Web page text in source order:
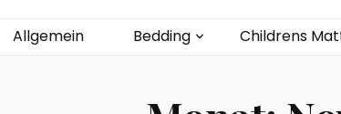
Allgemein Bedding Childrens